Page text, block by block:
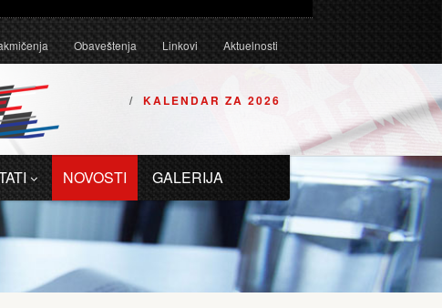
A - Tehničkim uslovima za karting vozila za 2026. godinu.
Obaveštenja Linkovi Aktuelnosti
KALENDAR ZA 2026
NOVOSTI GALERIJA